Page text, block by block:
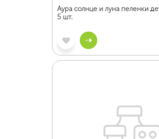
Аура солнце и луна пеленки
5 шт.